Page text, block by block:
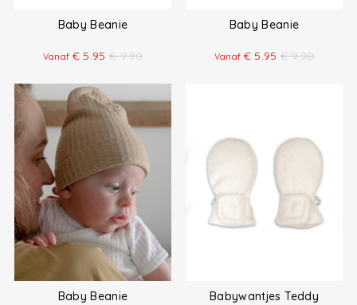
Baby Beanie
Vanaf € 5.95 € 9.90
Baby Beanie
Vanaf € 5.95 € 9.90
Baby Beanie Babywantjes Teddy